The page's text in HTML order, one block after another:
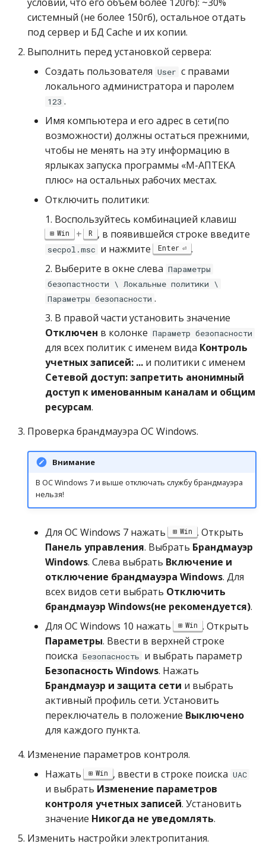
системный (не более 150гб), остальное отдать
под сервер и БД Cache и их копии.
Выполнить перед установкой сервера:
Создать пользователя User с правами
локального администратора и паролем
123 .
Имя компьютера и его адрес в сети(по
возможности) должны остаться прежними,
чтобы не менять на эту информацию в
ярлыках запуска программы «М-АПТЕКА
плюс» на остальных рабочих местах.
Отключить политики:
1. Воспользуйтесь комбинацией клавиш
Win + R , в появившейся строке введите
secpol.msc и нажмите Enter
.
2. Выберите в окне слева Параметры
безопастности \ Локальные политики \
Параметры безопасности .
3. В правой части установить значение
Отключен в колонке Параметр безопасности
для всех политик с именем вида Контроль
учетных записей: ... и политики с именем
Сетевой доступ: запретить анонимный
доступ к именованным каналам и общим
ресурсам.
Проверка брандмауэра ОС Windows.
Внимание
В ОС Windows 7 и выше отключать службу брандмауэра
нельзя!
Для ОС Windows 7 нажать Win . Открыть
Панель управления. Выбрать Брандмауэр
Windows. Слева выбрать Включение и
отключение брандмауэра Windows. Для
всех видов сети выбрать Отключить
брандмауэр Windows(не рекомендуется).
Для ОС Windows 10 нажать
Win . Открыть
Параметры. Ввести в верхней строке
поиска Безопасность и выбрать параметр
Безопасность Windows. Нажать
Брандмауэр и защита сети и выбрать
активный профиль сети. Установить
переключатель в положение Выключено
для каждого пункта.
Изменение параметров контроля.
Нажать
Win , ввести в строке поиска UAC
и выбрать Изменение параметров
контроля учетных записей. Установить
значение Никогда не уведомлять.
Изменить настройки электропитания.